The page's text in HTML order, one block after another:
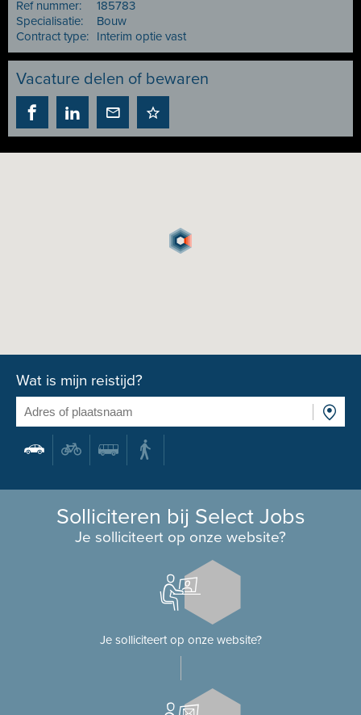
Ref nummer:
185783
Specialisatie:
Bouw
Contract type:
Interim optie vast
Vacature delen of bewaren
Wat is mijn reistijd?
Solliciteren bij Select Jobs
Je solliciteert op onze website?
Je solliciteert op onze website?